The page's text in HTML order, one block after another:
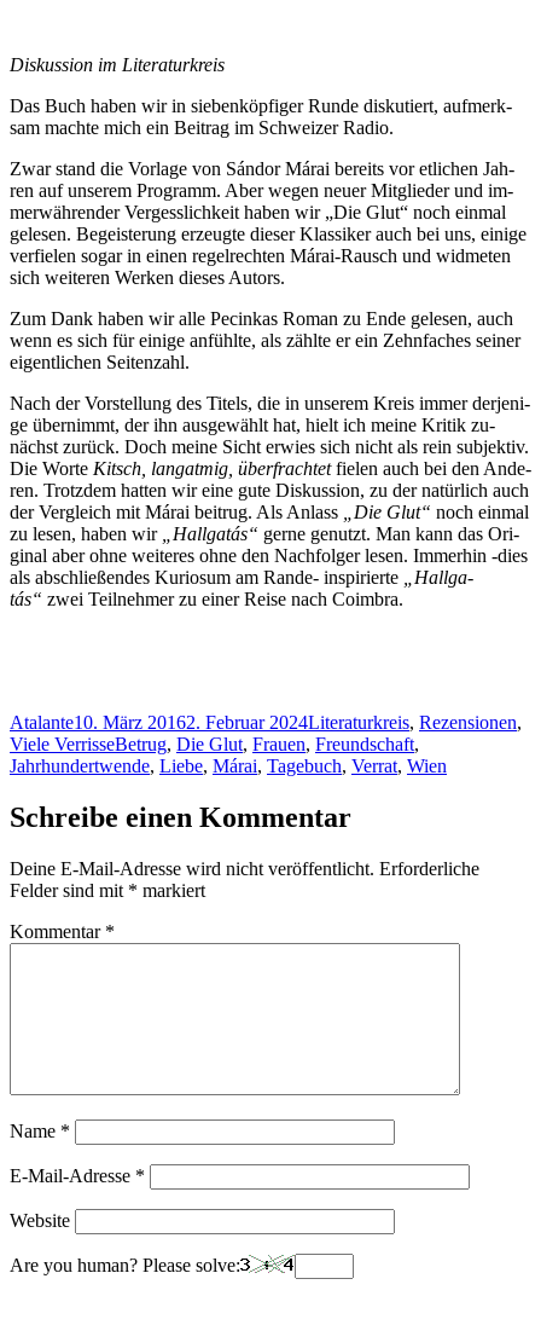
Dis­kus­si­on im Literaturkreis
Das Buch ha­ben wir in sie­ben­köp­fi­ger Run­de dis­ku­tiert, auf­merk­
sam mach­te mich ein Bei­trag im Schwei­zer Radio.
Zwar stand die Vor­la­ge von Sán­dor Má­rai be­reits vor et­li­chen Jah­
ren auf un­se­rem Pro­gramm. Aber we­gen neu­er Mit­glie­der und im­
mer­wäh­ren­der Ver­gess­lich­keit ha­ben wir „Die Glut“ noch ein­mal
ge­le­sen. Be­geis­te­rung er­zeug­te die­ser Klas­si­ker auch bei uns, ei­ni­ge
ver­fie­len so­gar in ei­nen re­gel­rech­ten Má­rai-Rausch und wid­me­ten
sich wei­te­ren Wer­ken die­ses Autors.
Zum Dank ha­ben wir al­le Pecin­kas Ro­man zu En­de ge­le­sen, auch
wenn es sich für ei­ni­ge an­fühl­te, als zähl­te er ein Zehn­fa­ches sei­ner
ei­gent­li­chen Seitenzahl.
Nach der Vor­stel­lung des Ti­tels, die in un­se­rem Kreis im­mer der­je­ni­
ge über­nimmt, der ihn aus­ge­wählt hat, hielt ich mei­ne Kri­tik zu­
nächst zu­rück. Doch mei­ne Sicht er­wies sich nicht als rein sub­jek­tiv.
Die Wor­te Kitsch, lang­at­mig, über­frach­tetfie­len auch bei den An­de­
ren. Trotz­dem hat­ten wir ei­ne gu­te Dis­kus­si­on, zu der na­tür­lich auch
der Ver­gleich mit Má­rai bei­trug. Als An­lass
„Die Glut“ noch ein­mal
zu le­sen, ha­ben wir
„Hall­ga­tás“ ger­ne ge­nutzt. Man kann das Ori­
gi­nal aber oh­ne wei­te­res oh­ne den Nach­fol­ger le­sen. Im­mer­hin ‑dies
als ab­schlie­ßen­des Ku­rio­sum am Ran­de- in­spi­rier­te
„Hall­ga­
tás“ zwei Teil­neh­mer zu ei­ner Rei­se nach Coimbra.
Autor
AtalanteVeröffentlicht
am
10. März 20162. Februar 2024Kategorien
Literaturkreis, Rezensionen,
Viele VerrisseSchlagwörter
Betrug, Die Glut, Frauen, Freundschaft,
Jahrhundertwende, Liebe, Márai, Tagebuch, Verrat, Wien
Schreibe einen Kommentar
Deine E-Mail-Adresse wird nicht veröffentlicht. Erforderliche
Felder sind mit * markiert
Kommentar *
Name *
E-Mail-Adresse *
Website
Are you human? Please solve: